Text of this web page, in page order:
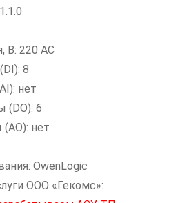
В: 220 AC
8
нет
(DO): 6
нет
OwenLogic
ООО «Гекомс»: